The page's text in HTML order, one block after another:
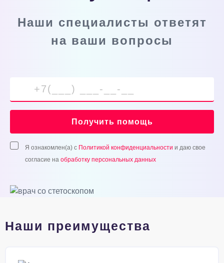
Наши специалисты ответят
на ваши вопросы
Получить помощь
Я ознакомлен(а) с Политикой конфиденциальности и даю свое
согласие на обработку персональных данных
Наши преимущества